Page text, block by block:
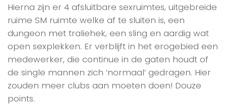
Hierna zijn er 4 afsluitbare sexruimtes, uitgebreide
ruime SM ruimte welke af te sluiten is, een
dungeon met traliehek, een sling en aardig wat
open sexplekken. Er verblijft in het erogebied een
medewerker, die continue in de gaten houdt of
de single mannen zich ‘normaal’ gedragen. Hier
zouden meer clubs aan moeten doen! Douze
points.